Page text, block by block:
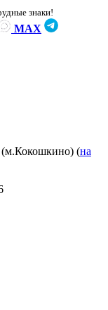
знаки!
MAX
(м.Кокошкино) (на